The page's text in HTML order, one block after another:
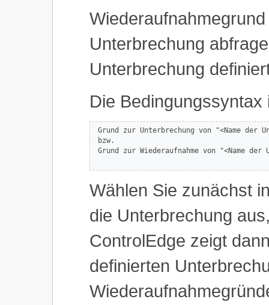
Unterbrechung
Unterbrechung
Die Bedingungssyntax
Grund zur Unterbrechung von "<Name der
bzw.
Grund zur Wiederaufnahme von "<Name
Wählen Sie zunächst
die Unterbrechung
ControlEdge zeigt
definierten